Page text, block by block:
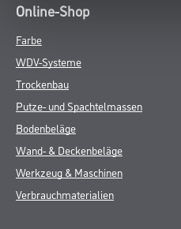
Online-Shop
Farbe
WDV-Systeme
Trockenbau
Putze- und Spachtelmassen
Bodenbeläge
Wand- & Deckenbeläge
Werkzeug & Maschinen
Verbrauchmaterialien